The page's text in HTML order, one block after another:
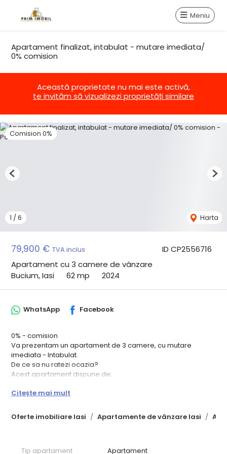
Meniu
Apartament finalizat, intabulat - mutare imediata/
0% comision
Această proprietate nu mai este activă,
te invităm să vizualizezi proprietăți similare
ID CP2556716
79,900 € TVA inclus
Apartament cu 3 camere de vânzare
Bucium, Iasi
62 mp 2024
Comision 0%
1 / 6 Harta
Previous
Oferte imobiliare Iasi Apartamente de vânzare Iasi
WhatsApp Facebook
0% - comision
Va prezentam un apartament de 3 camere, cu mutare
imediata - Intabulat.
De ce sa nu ratezi ocazia?
Acest apartament dispune de:
termic. Facturi mici, viata fara stres.
maxima. Economisesti energie si te bucuri de confort
indiferent de anotimp.
✔ Parcari disponibile la doar 4000 euro! Scapi de grija locului
Citește mai mult
Tip apartament Apartament